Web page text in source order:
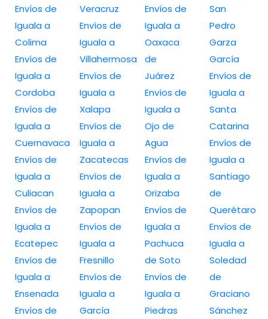
Envíos de
Iguala a
Colima
Envíos de
Iguala a
Cordoba
Envíos de
Iguala a
Cuernavaca
Envíos de
Iguala a
Culiacan
Envíos de
Iguala a
Ecatepec
Envíos de
Iguala a
Ensenada
Envíos de
Veracruz
Envíos de
Iguala a
Villahermosa
Envíos de
Iguala a
Xalapa
Envíos de
Iguala a
Zacatecas
Envíos de
Iguala a
Zapopan
Envíos de
Iguala a
Fresnillo
Envíos de
Iguala a
García
Envíos de
Iguala a
Oaxaca
de
Juárez
Envíos de
Iguala a
Ojo de
Agua
Envíos de
Iguala a
Orizaba
Envíos de
Iguala a
Pachuca
de Soto
Envíos de
Iguala a
Piedras
San
Pedro
Garza
García
Envíos de
Iguala a
Santa
Catarina
Envíos de
Iguala a
Santiago
de
Querétaro
Envíos de
Iguala a
Soledad
de
Graciano
Sánchez